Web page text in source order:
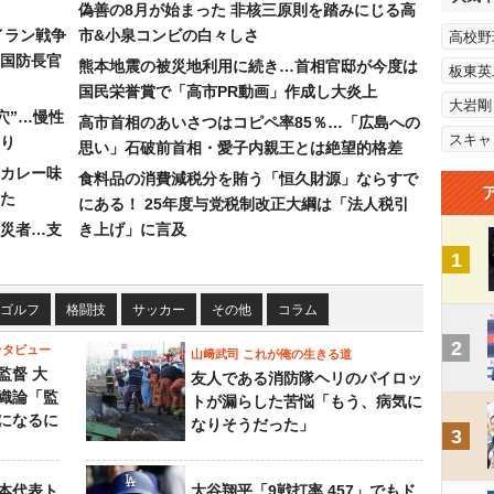
ラン戦争
防長官
”…慢性
レー味
災者…支
偽善の8月が始まった 非核三原則を踏みにじる高
市&小泉コンビの白々しさ
熊本地震の被災地利用に続き…首相官邸が今度は
国民栄誉賞で「高市PR動画」作成し大炎上
高市首相のあいさつはコピペ率85％…「広島への
思い」石破前首相・愛子内親王とは絶望的格差
食料品の消費減税分を賄う「恒久財源」ならすで
にある！ 25年度与党税制改正大綱は「法人税引
き上げ」に言及
ゴルフ 格闘技 サッカー その他 コラム
ビュー
督 大
論「監
なるに
山﨑武司 これが俺の生きる道
友人である消防隊ヘリのパイロッ
トが漏らした苦悩「もう、病気に
なりそうだった」
高校
板東
大岩剛
スキ
1
2
3